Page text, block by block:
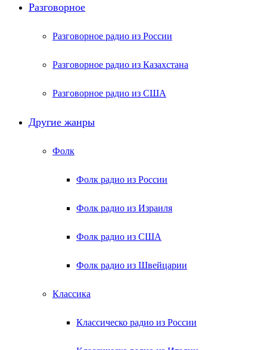
Разговорное
Разговорное радио из России
Разговорное радио из Казахстана
Разговорное радио из США
Другие жанры
Фолк
Фолк радио из России
Фолк радио из Израиля
Фолк радио из США
Фолк радио из Швейцарии
Классика
Классическо радио из России